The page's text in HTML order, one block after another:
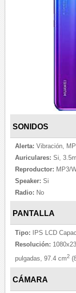
SONIDOS
Alerta: Vibración,
Auriculares: Si,
Reproductor: MP3/
Speaker: Si
Radio: No
PANTALLA
Tipo: IPS LCD
Resolución:
pulgadas, 97.4 cm2
CÁMARA